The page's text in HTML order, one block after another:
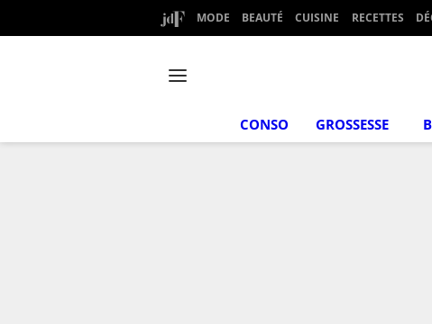
MODE BEAUTÉ CUISINE RECETTES
CONSO GROSSESSE